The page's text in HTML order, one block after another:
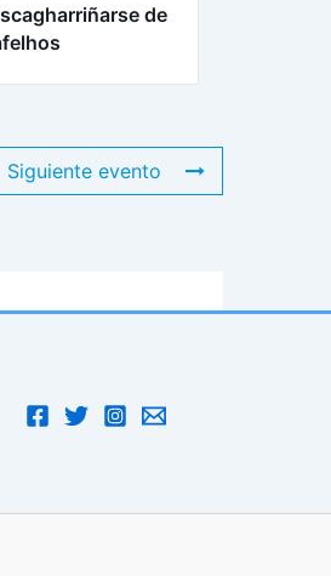
de
Siguiente evento